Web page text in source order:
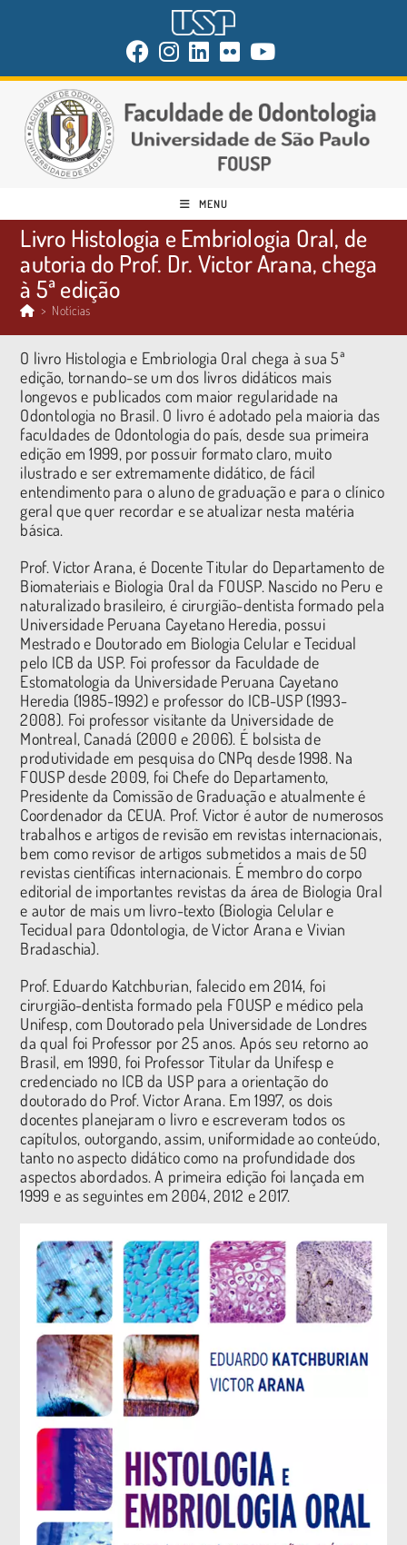
MENU
Livro Histologia e Embriologia Oral, de
autoria do Prof. Dr. Victor Arana, chega
à 5ª edição
> Notícias
O livro Histologia e Embriologia Oral chega à sua 5ª
edição, tornando-se um dos livros didáticos mais
longevos e publicados com maior regularidade na
Odontologia no Brasil. O livro é adotado pela maioria das
faculdades de Odontologia do país, desde sua primeira
edição em 1999, por possuir formato claro, muito
ilustrado e ser extremamente didático, de fácil
entendimento para o aluno de graduação e para o clínico
geral que quer recordar e se atualizar nesta matéria
básica.
Prof. Victor Arana, é Docente Titular do Departamento de
Biomateriais e Biologia Oral da FOUSP. Nascido no Peru e
naturalizado brasileiro, é cirurgião-dentista formado pela
Universidade Peruana Cayetano Heredia, possui
Mestrado e Doutorado em Biologia Celular e Tecidual
pelo ICB da USP. Foi professor da Faculdade de
Estomatologia da Universidade Peruana Cayetano
Heredia (1985-1992) e professor do ICB-USP (1993-
2008). Foi professor visitante da Universidade de
Montreal, Canadá (2000 e 2006). É bolsista de
produtividade em pesquisa do CNPq desde 1998. Na
FOUSP desde 2009, foi Chefe do Departamento,
Presidente da Comissão de Graduação e atualmente é
Coordenador da CEUA. Prof. Victor é autor de numerosos
trabalhos e artigos de revisão em revistas internacionais,
bem como revisor de artigos submetidos a mais de 50
revistas científicas internacionais. É membro do corpo
editorial de importantes revistas da área de Biologia Oral
e autor de mais um livro-texto (Biologia Celular e
Tecidual para Odontologia, de Victor Arana e Vivian
Bradaschia).
Prof. Eduardo Katchburian, falecido em 2014, foi
cirurgião-dentista formado pela FOUSP e médico pela
Unifesp, com Doutorado pela Universidade de Londres
da qual foi Professor por 25 anos. Após seu retorno ao
Brasil, em 1990, foi Professor Titular da Unifesp e
credenciado no ICB da USP para a orientação do
doutorado do Prof. Victor Arana. Em 1997, os dois
docentes planejaram o livro e escreveram todos os
capítulos, outorgando, assim, uniformidade ao conteúdo,
tanto no aspecto didático como na profundidade dos
aspectos abordados. A primeira edição foi lançada em
1999 e as seguintes em 2004, 2012 e 2017.